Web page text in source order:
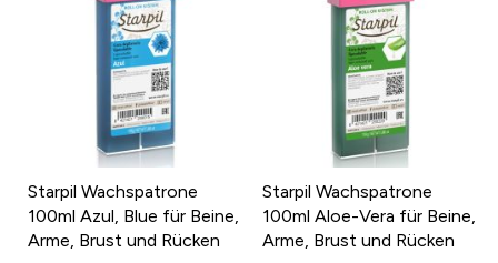
Starpil Wachspatrone
100ml Azul, Blue für Beine,
Arme, Brust und Rücken
Starpil Wachspatrone
100ml Aloe-Vera für Beine,
Arme, Brust und Rücken